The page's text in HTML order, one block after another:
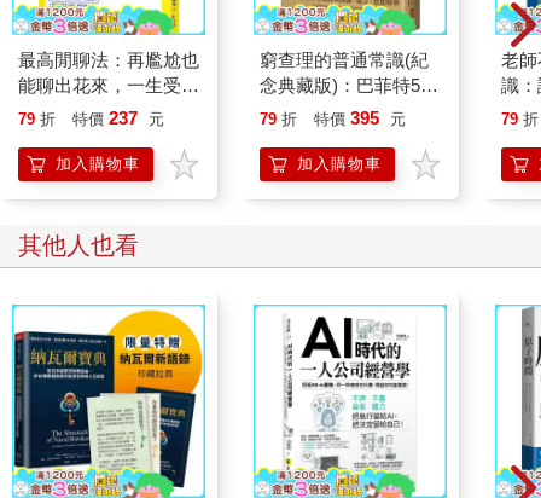
然，這並不是說你也要變得憂心忡忡、悶悶不樂，而是說如果對
方心事重重的話，就要避免談到你最近經歷的有趣的事情。
此外，最好和家人、朋友聊聊他們的生活中發生了什麼事，然後
觀察他們的情緒，並試圖幫助他們找出這種情緒產生的原因。如
果家人、朋友因為某件好事而心情大好，就算你並非很快樂，也
要學會分享他們的喜悅。
最高閒聊法：再尷尬也
能聊出花來，一生受用
的人際溝通術
79 折 特價 237 元
加入購物車
窮查理的普通常識(紀
念典藏版)：巴菲特50
年智慧合夥人查理．蒙
79 折 特價 395 元
加入購物車
老
識
卦
光
真相
79 折
其他人也看